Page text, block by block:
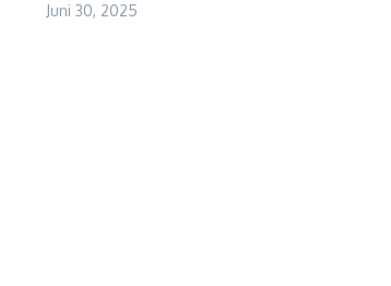
Juni 30, 2025